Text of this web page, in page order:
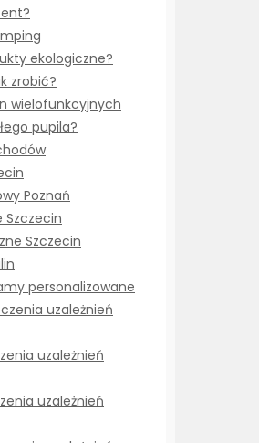
ekologiczne?
zrobić?
wielofunkcyjnych
pupila?
Poznań
Szczecin
Szczecin
personalizowane
uzależnień
uzależnień
uzależnień